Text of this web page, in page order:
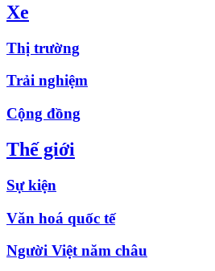
Xe
Thị trường
Trải nghiệm
Cộng đồng
Thế giới
Sự kiện
Văn hoá quốc tế
Người Việt năm châu